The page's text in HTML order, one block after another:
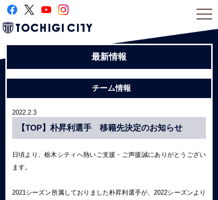
最新情報
チーム情報
2022.2.3
【TOP】朴昇利選手 移籍先決定のお知らせ
日頃より、栃木シティへ熱いご支援・ご声援誠にありがとうござい
ます。
2021シーズン所属しておりました朴昇利選手が、2022シーズンより